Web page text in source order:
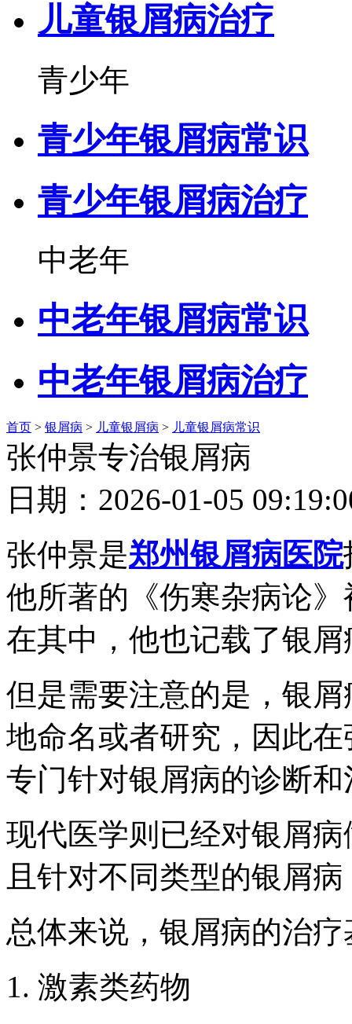
儿童银屑病治疗
青少年
青少年银屑病常识
青少年银屑病治疗
中老年
中老年银屑病常识
中老年银屑病治疗
首页 > 银屑病 > 儿童银屑病 > 儿童银屑病常识
张仲景专治银屑病
日期：2026-01-05
张仲景是郑州银屑病医院
他所著的《伤寒杂病论
在其中，他也记载了银
但是需要注意的是，银
地命名或者研究，因此
专门针对银屑病的诊断
现代医学则已经对银屑
且针对不同类型的银屑
总体来说，银屑病的治
1. 激素类药物